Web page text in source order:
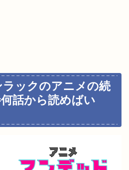
ックのアニメの続
話から読めばい